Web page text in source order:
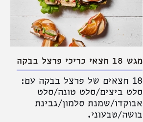
מגש 18 חצאי כריכי פרצל בבקה
18 חצאים של פרצל בבקה עם:
סלט ביצים/סלט טונה/סלט
אבוקדו/שמנת סלמון/גבינת
בושה/טבעוני.